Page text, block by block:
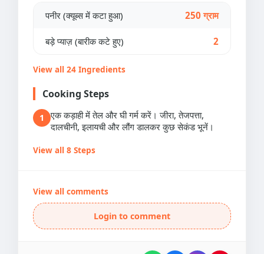
पनीर (क्यूब्स में कटा हुआ) 250 ग्राम
बड़े प्याज़ (बारीक कटे हुए) 2
View all 24 Ingredients
Cooking Steps
1
एक कड़ाही में तेल और घी गर्म करें। जीरा, तेजपत्ता,
दालचीनी, इलायची और लौंग डालकर कुछ सेकंड भूनें।
View all 8 Steps
View all comments
Login to comment